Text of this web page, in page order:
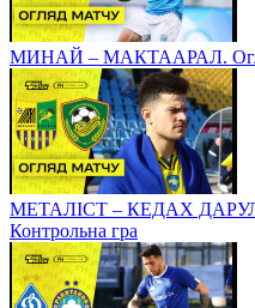
МИНАЙ – МАКТААРАЛ.
МЕТАЛІСТ – КЕДАХ ДАРУЛ
Контрольна гра